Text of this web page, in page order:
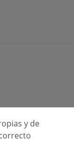
formación
y de